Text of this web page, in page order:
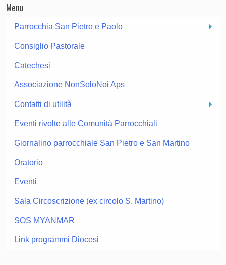
Menu
Parrocchia San Pietro e Paolo
Consiglio Pastorale
Catechesi
Associazione NonSoloNoi Aps
Contatti di utilità
Eventi rivolte alle Comunità Parrocchiali
Giornalino parrocchiale San Pietro e San Martino
Oratorio
Eventi
Sala Circoscrizione (ex circolo S. Martino)
SOS MYANMAR
Link programmi Diocesi